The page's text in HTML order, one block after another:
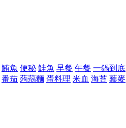
鮪魚 便秘 鮭魚 早餐 午餐 一鍋到底
番茄 蒟蒻麵 蛋料理 米血 海苔 藜麥